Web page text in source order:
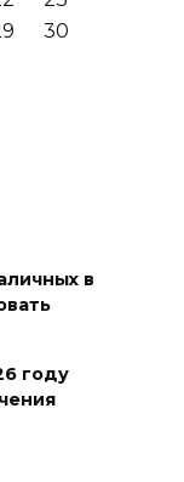
30
в
году